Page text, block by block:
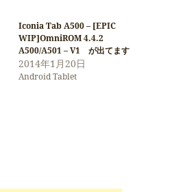
Iconia Tab A500 – [EPIC
WIP]OmniROM 4.4.2
A500/A501 – V1 が出てます
2014年1月20日
Android Tablet